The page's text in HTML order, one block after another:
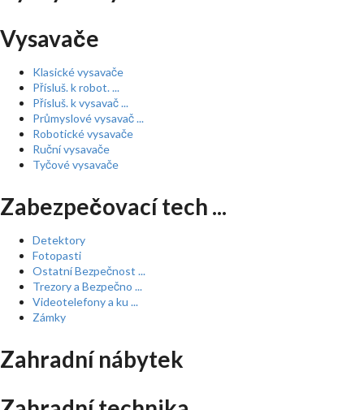
Vysavače
Klasické vysavače
Přísluš. k robot. ...
Přísluš. k vysavač ...
Průmyslové vysavač ...
Robotické vysavače
Ruční vysavače
Tyčové vysavače
Zabezpečovací tech ...
Detektory
Fotopasti
Ostatní Bezpečnost ...
Trezory a Bezpečno ...
Videotelefony a ku ...
Zámky
Zahradní nábytek